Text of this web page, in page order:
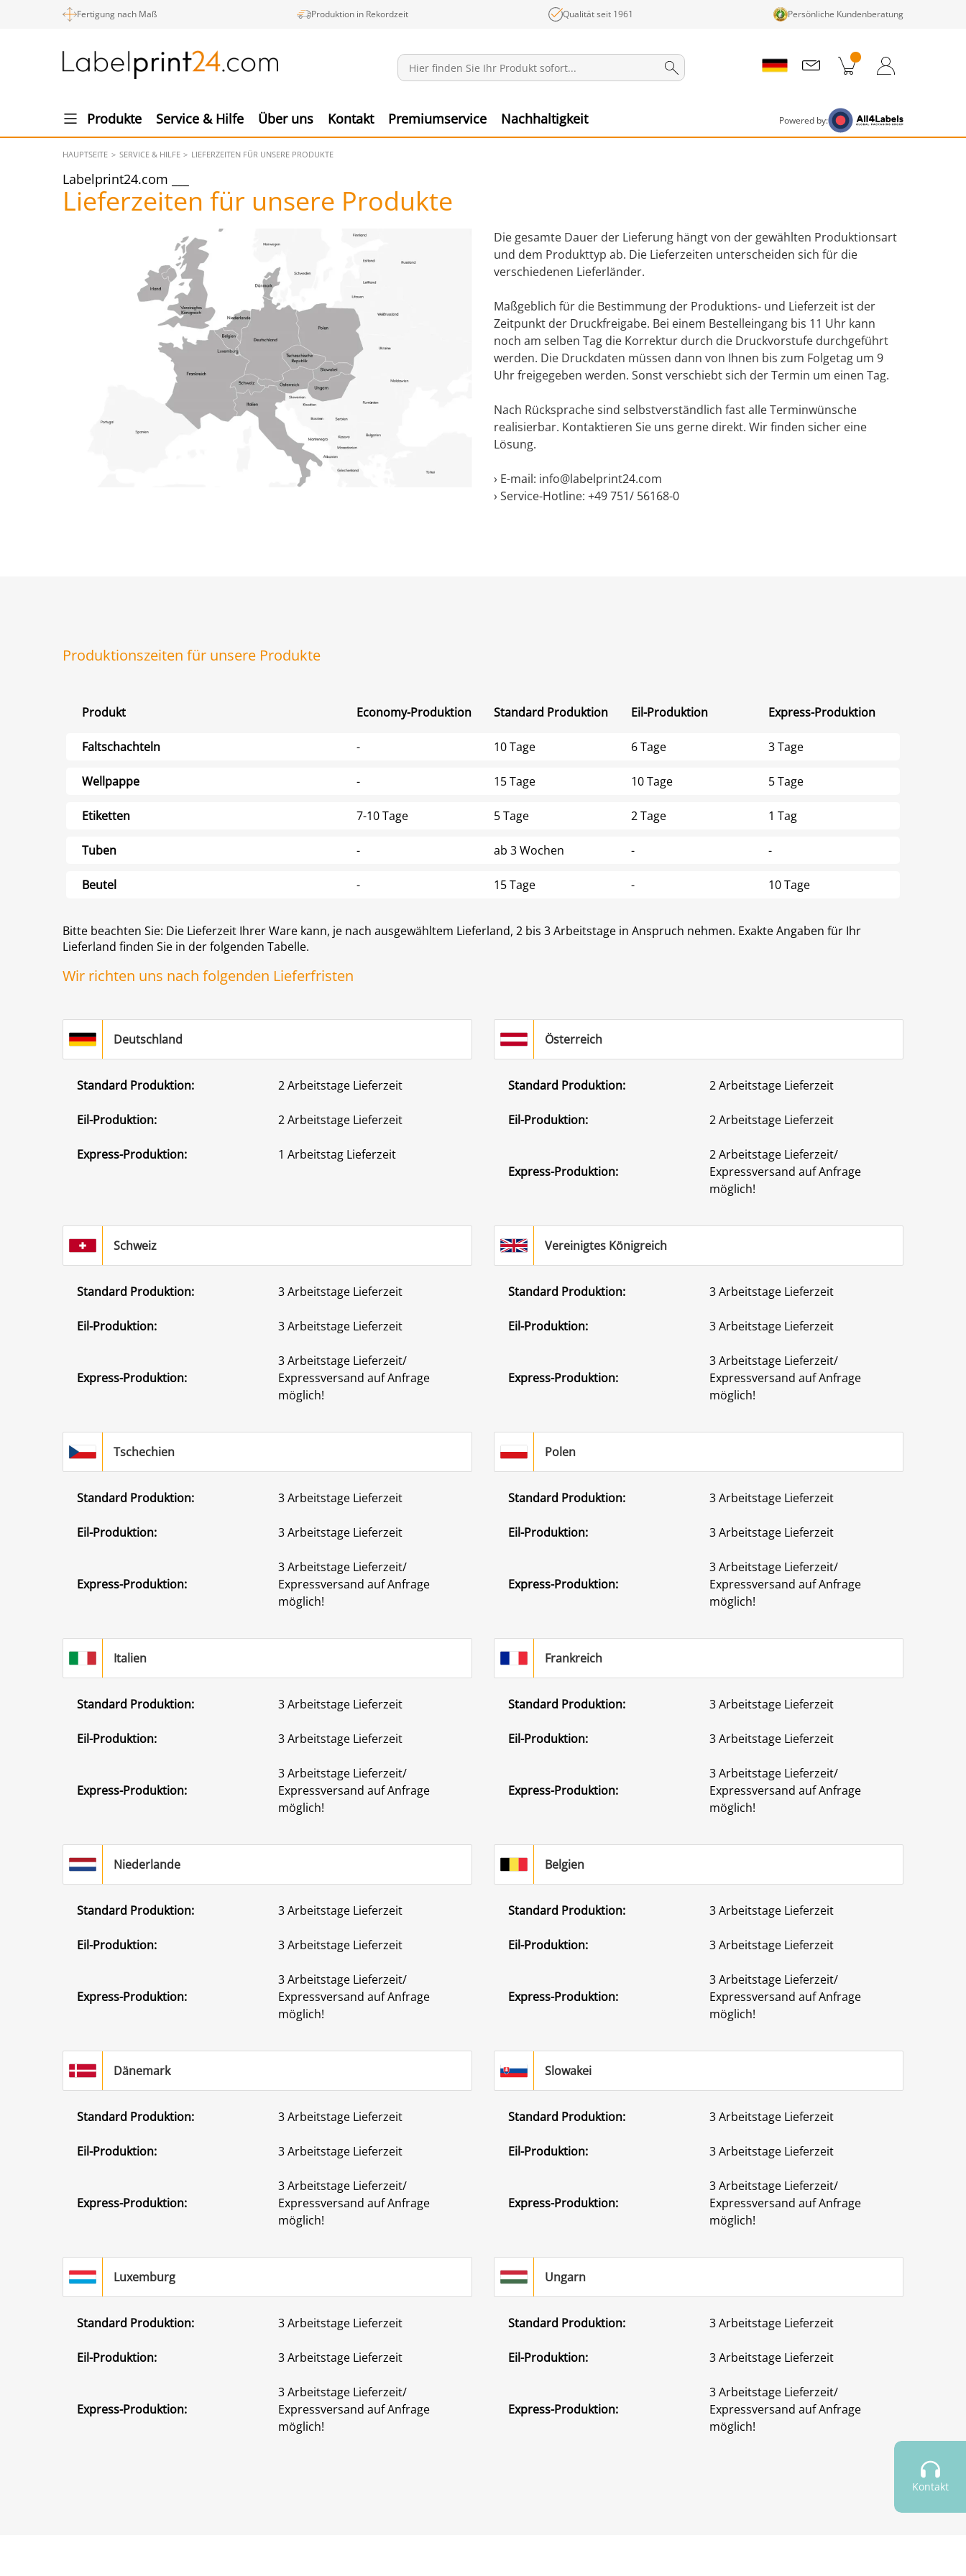
Fertigung nach Maß Produktion in Rekordzeit Qualität seit 1961 Persönliche Kundenberatung
Produkte Service & Hilfe Über uns Kontakt Premiumservice Nachhaltigkeit Powered by:
Kontakt
HAUPTSEITE SERVICE & HILFE LIEFERZEITEN FÜR UNSERE PRODUKTE
Labelprint24.com
Lieferzeiten für unsere Produkte
Die gesamte Dauer der Lieferung hängt von der gewählten Produktionsart
und dem Produkttyp ab. Die Lieferzeiten unterscheiden sich für die
verschiedenen Lieferländer.
Maßgeblich für die Bestimmung der Produktions- und Lieferzeit ist der
Zeitpunkt der Druckfreigabe. Bei einem Bestelleingang bis 11 Uhr kann
noch am selben Tag die Korrektur durch die Druckvorstufe durchgeführt
werden. Die Druckdaten müssen dann von Ihnen bis zum Folgetag um 9
Uhr freigegeben werden. Sonst verschiebt sich der Termin um einen Tag.
Nach Rücksprache sind selbstverständlich fast alle Terminwünsche
realisierbar. Kontaktieren Sie uns gerne direkt. Wir finden sicher eine
Lösung.
› E-mail: info@labelprint24.com
› Service-Hotline: +49 751/ 56168-0
Produktionszeiten für unsere Produkte
Produkt Economy-Produktion Standard Produktion Eil-Produktion Express-Produktion
Faltschachteln - 10 Tage 6 Tage 3 Tage
Wellpappe - 15 Tage 10 Tage 5 Tage
Etiketten 7-10 Tage 5 Tage 2 Tage 1 Tag
Tuben - ab 3 Wochen - -
Beutel - 15 Tage - 10 Tage
Bitte beachten Sie: Die Lieferzeit Ihrer Ware kann, je nach ausgewähltem Lieferland, 2 bis 3 Arbeitstage in Anspruch nehmen. Exakte Angaben für Ihr
Lieferland finden Sie in der folgenden Tabelle.
Wir richten uns nach folgenden Lieferfristen
Deutschland
Standard Produktion: 2 Arbeitstage Lieferzeit
Eil-Produktion: 2 Arbeitstage Lieferzeit
Express-Produktion: 1 Arbeitstag Lieferzeit
Österreich
Standard Produktion: 2 Arbeitstage Lieferzeit
Eil-Produktion: 2 Arbeitstage Lieferzeit
Express-Produktion:
2 Arbeitstage Lieferzeit/
Expressversand auf Anfrage
möglich!
Schweiz
Standard Produktion: 3 Arbeitstage Lieferzeit
Eil-Produktion: 3 Arbeitstage Lieferzeit
Express-Produktion:
3 Arbeitstage Lieferzeit/
Expressversand auf Anfrage
möglich!
Vereinigtes Königreich
Standard Produktion: 3 Arbeitstage Lieferzeit
Eil-Produktion: 3 Arbeitstage Lieferzeit
Express-Produktion:
3 Arbeitstage Lieferzeit/
Expressversand auf Anfrage
möglich!
Tschechien
Standard Produktion: 3 Arbeitstage Lieferzeit
Eil-Produktion: 3 Arbeitstage Lieferzeit
Express-Produktion:
3 Arbeitstage Lieferzeit/
Expressversand auf Anfrage
möglich!
Polen
Standard Produktion: 3 Arbeitstage Lieferzeit
Eil-Produktion: 3 Arbeitstage Lieferzeit
Express-Produktion:
3 Arbeitstage Lieferzeit/
Expressversand auf Anfrage
möglich!
Italien
Standard Produktion: 3 Arbeitstage Lieferzeit
Eil-Produktion: 3 Arbeitstage Lieferzeit
Express-Produktion:
3 Arbeitstage Lieferzeit/
Expressversand auf Anfrage
möglich!
Frankreich
Standard Produktion: 3 Arbeitstage Lieferzeit
Eil-Produktion: 3 Arbeitstage Lieferzeit
Express-Produktion:
3 Arbeitstage Lieferzeit/
Expressversand auf Anfrage
möglich!
Niederlande
Standard Produktion: 3 Arbeitstage Lieferzeit
Eil-Produktion: 3 Arbeitstage Lieferzeit
Express-Produktion:
3 Arbeitstage Lieferzeit/
Expressversand auf Anfrage
möglich!
Belgien
Standard Produktion: 3 Arbeitstage Lieferzeit
Eil-Produktion: 3 Arbeitstage Lieferzeit
Express-Produktion:
3 Arbeitstage Lieferzeit/
Expressversand auf Anfrage
möglich!
Dänemark
Standard Produktion: 3 Arbeitstage Lieferzeit
Eil-Produktion: 3 Arbeitstage Lieferzeit
Express-Produktion:
3 Arbeitstage Lieferzeit/
Expressversand auf Anfrage
möglich!
Slowakei
Standard Produktion: 3 Arbeitstage Lieferzeit
Eil-Produktion: 3 Arbeitstage Lieferzeit
Express-Produktion:
3 Arbeitstage Lieferzeit/
Expressversand auf Anfrage
möglich!
Luxemburg
Standard Produktion: 3 Arbeitstage Lieferzeit
Eil-Produktion: 3 Arbeitstage Lieferzeit
Express-Produktion:
3 Arbeitstage Lieferzeit/
Expressversand auf Anfrage
möglich!
Ungarn
Standard Produktion: 3 Arbeitstage Lieferzeit
Eil-Produktion: 3 Arbeitstage Lieferzeit
Express-Produktion:
3 Arbeitstage Lieferzeit/
Expressversand auf Anfrage
möglich!